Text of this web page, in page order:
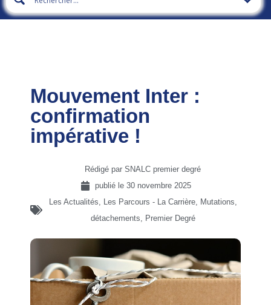
Mouvement Inter :
confirmation
impérative !
Rédigé par SNALC premier degré
publié le 30 novembre 2025
Les Actualités, Les Parcours - La Carrière, Mutations,
détachements, Premier Degré